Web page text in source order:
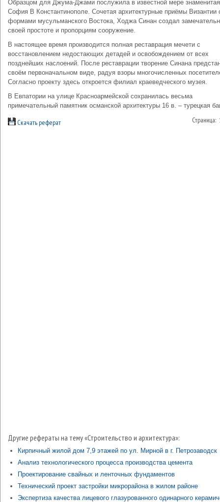
Образцом для Джума-Джами послужила в известной мере
София В Константинополе. Сочетая архитектурные приёмы Византии
формами мусульманского Востока, Ходжа Синан создал
своей простоте и пропорциям сооружение.
В настоящее время производится полная реставрация мечети с
восстановлением недостающих детадей и освобождением от всех
позднейших наслоений. После реставрации творение Синана
своём первоначальном виде, радуя взоры многочисленных
Согласно проекту здесь откроется филиал краеведческого музея.
В Евпатории на улице Красноармейской сохранилась весьма
примечательный памятник османской архитектуры 16 в. – турецкая
Скачать реферат
Другие рефераты на тему «Строительство и архитектура»:
Кирпичный жилой дом 7,9 этажей по ул. Мирной в г. Петрозаводск
Анализ технологического процесса производства цемента
Проектирование свайных и ленточных фундаментов
Технический проект застройки микрорайона в жилом районе
Экспертиза качества лицевого глазурованного одинарного